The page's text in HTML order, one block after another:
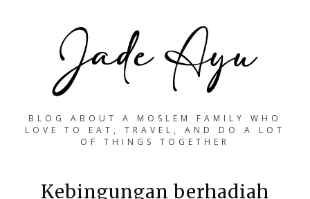
BLOG ABOUT A MOSLEM FAMILY WHO
LOVE TO EAT, TRAVEL, AND DO A LOT
OF THINGS TOGETHER
Kebingungan berhadiah